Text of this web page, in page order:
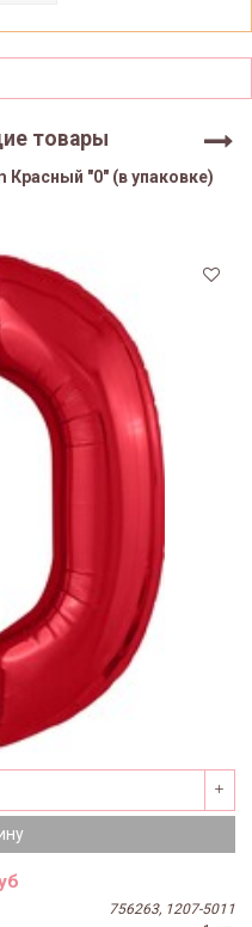
товары
"0" (в упаковке)
756263, 1207-5011